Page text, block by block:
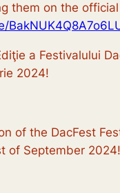
them on the
a Festivalului
2024!
of the DacFest
of September 2024!